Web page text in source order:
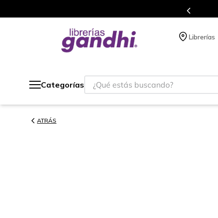
Librerías
Categorías
¿Qué estás buscando?
ATRÁS